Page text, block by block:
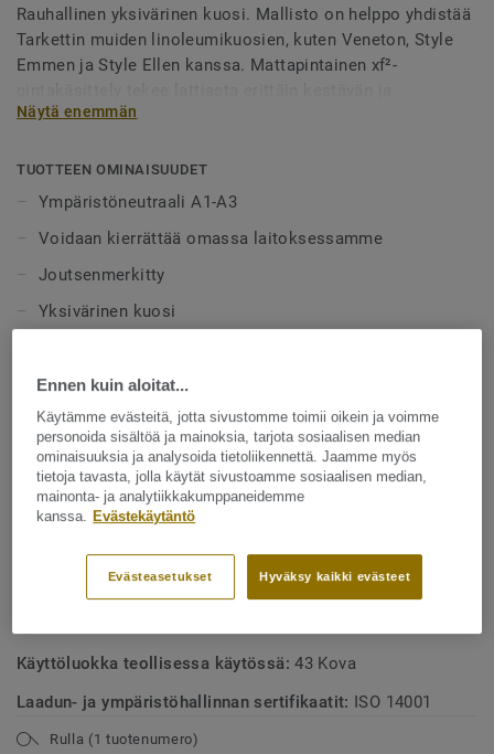
Rauhallinen yksivärinen kuosi. Mallisto on helppo yhdistää
Tarkettin muiden linoleumikuosien, kuten Veneton, Style
Emmen ja Style Ellen kanssa. Mattapintainen xf²-
helppohoitoisen, eikä vahaa tai hoitoaineita tarvita.
malliston kanssa.
Näytä enemmän
TUOTTEEN OMINAISUUDET
Ympäristöneutraali A1-A3
Voidaan kierrättää omassa laitoksessamme
Joutsenmerkitty
Yksivärinen kuosi
xf²-pintakäsittely
Helppohoitoinen - ei vahaa tai hoitoaineita
Cradle to Cradle Hopea
TEKNISET TIEDOT
Käyttöluokka kotikäytössä:
23 Kova
Käyttöluokka teollisessa käytössä:43 Kova
Laadun- ja ympäristöhallinnan sertifikaatit: ISO 14001
Rulla (1 tuotenumero)
Ennen kuin aloitat...
Käytämme evästeitä, jotta sivustomme toimii oikein ja voimme
personoida sisältöä ja mainoksia, tarjota sosiaalisen median
ominaisuuksia ja analysoida tietoliikennettä. Jaamme myös
tietoja tavasta, jolla käytät sivustoamme sosiaalisen median,
mainonta- ja analytiikkakumppaneidemme
kanssa. Evästekäytäntö
Hyväksy kaikki evästeet
Evästeasetukset